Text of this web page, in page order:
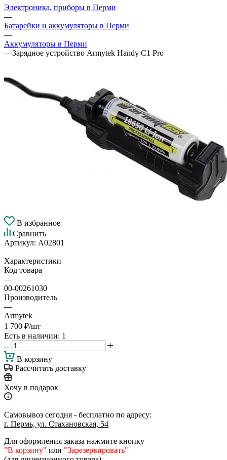
Электроника, приборы в Перми
—
Батарейки и аккумуляторы в Перми
—
Аккумуляторы в Перми
—Зарядное устройство Armytek Handy C1 Pro
В избранное
Сравнить
Артикул: А02801
Характеристики
Код товара
—
00-00261030
Производитель
—
Armytek
1 700 ₽/шт
Есть в наличии: 1
В корзину
Рассчитать доставку
Хочу в подарок
Самовывоз сегодня - бесплатно по адресу:
г. Пермь, ул. Стахановская, 54
Для оформления заказа нажмите кнопку
"В корзину" или "Зарезервировать"